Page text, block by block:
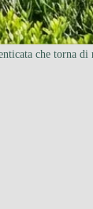
che torna